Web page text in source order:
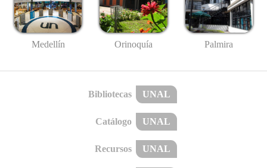
Medellín Orinoquía Palmira
Bibliotecas UNAL
Catálogo UNAL
Recursos UNAL